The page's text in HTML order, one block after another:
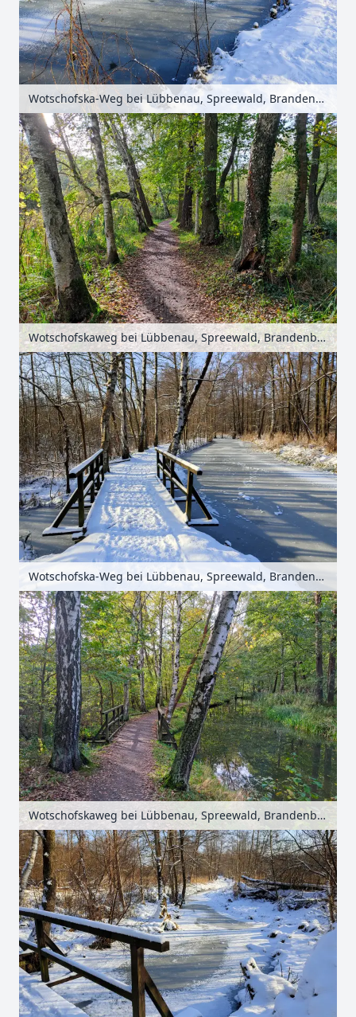
Wotschofska-Weg bei Lübbenau, Spreewald, Brandenburg, Deutschland
Wotschofskaweg bei Lübbenau, Spreewald, Brandenburg, Deutschland
Wotschofska-Weg bei Lübbenau, Spreewald, Brandenburg, Deutschland
Wotschofskaweg bei Lübbenau, Spreewald, Brandenburg, Deutschland